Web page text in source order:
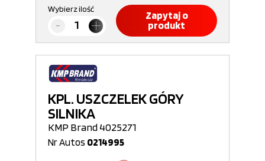
Wybierz ilość
Zapytaj o
produkt
KPL. USZCZELEK GÓRY
SILNIKA
KMP Brand 4025271
Nr Autos 0214995